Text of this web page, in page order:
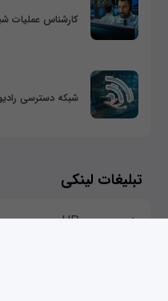
کارشناس عملیات
شبکه دسترسی
تبلیغات لینکی
خرید سرور HP